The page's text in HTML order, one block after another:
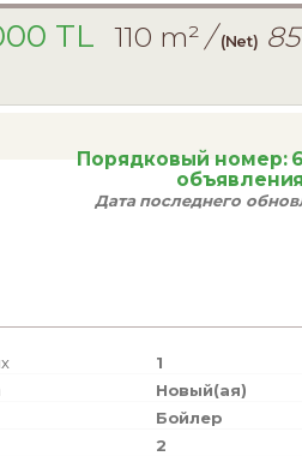
TL 110 m²/(Net) 85
Порядковый номер:
Дата последнего
1
Новый(ая)
Бойлер
2